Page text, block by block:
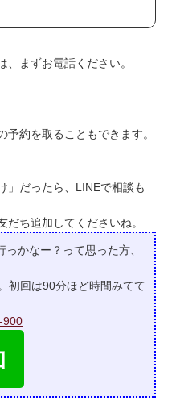
まずお電話ください。
約を取ることもできます。
」だったら、LINEで相談も
ち追加してくださいね。
っかなー？って思った方、
初回は90分ほど時間みてて
900